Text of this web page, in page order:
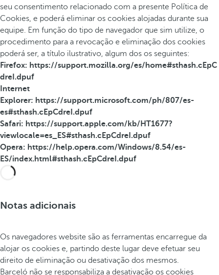
channelwinner Google Analytics
Tradedoubler tduid Tradedoubler
seu consentimento relacionado com a presente Política de
Cookies, e poderá eliminar os cookies alojadas durante sua
equipe. Em função do tipo de navegador que sim utilize, o
procedimento para a revocação e eliminação dos cookies
poderá ser, a título ilustrativo, algum dos os seguintes:
Firefox: https://support.mozilla.org/es/home#sthash.cEpC
dreI.dpuf
Internet
Explorer: https://support.microsoft.com/ph/807/es-
es#sthash.cEpCdreI.dpuf
Safari: https://support.apple.com/kb/HT1677?
viewlocale=es_ES#sthash.cEpCdreI.dpuf
Opera: https://help.opera.com/Windows/8.54/es-
ES/index.html#sthash.cEpCdreI.dpuf
Notas adicionais
Os navegadores website são as ferramentas encarregue da
alojar os cookies e, partindo deste lugar deve efetuar seu
direito de eliminação ou desativação dos mesmos.
Barceló não se responsabiliza a desativação os cookies